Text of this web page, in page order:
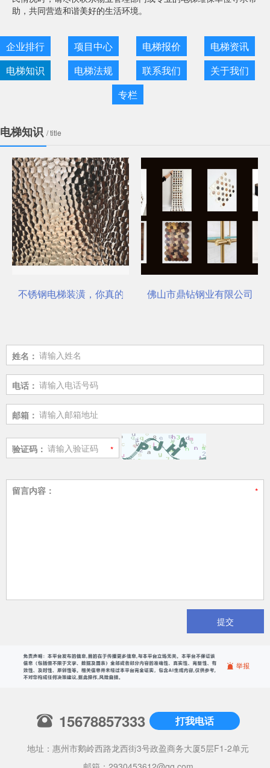
助，共同营造和谐美好的生活环境。
企业排行 项目中心 电梯报价
电梯资讯
电梯知识
电梯法规 联系我们
关于我们
专栏
电梯知识 / title
不锈钢电梯装潢，你真的选对了吗？佛山市鼎钻钢业有限公司，
姓名：
电话：
邮箱：
验证码：
留言内容：
提交
15678857333 打我电话
地址：惠州市鹅岭西路龙西街3号政盈商务大厦5层F1-2单元